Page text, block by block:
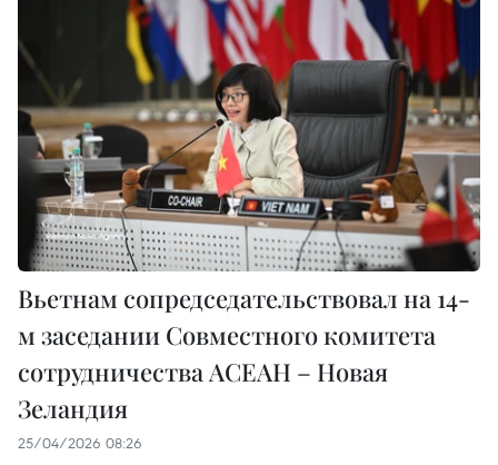
Вьетнам сопредседательствовал на 14-
м заседании Совместного комитета
сотрудничества АСЕАН – Новая
Зеландия
25/04/2026 08:26